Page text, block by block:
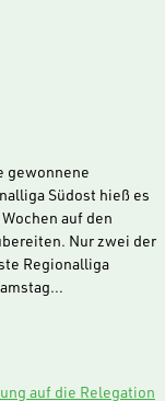
gewonnene
Südost hieß es
auf den
Nur zwei der
Regionalliga